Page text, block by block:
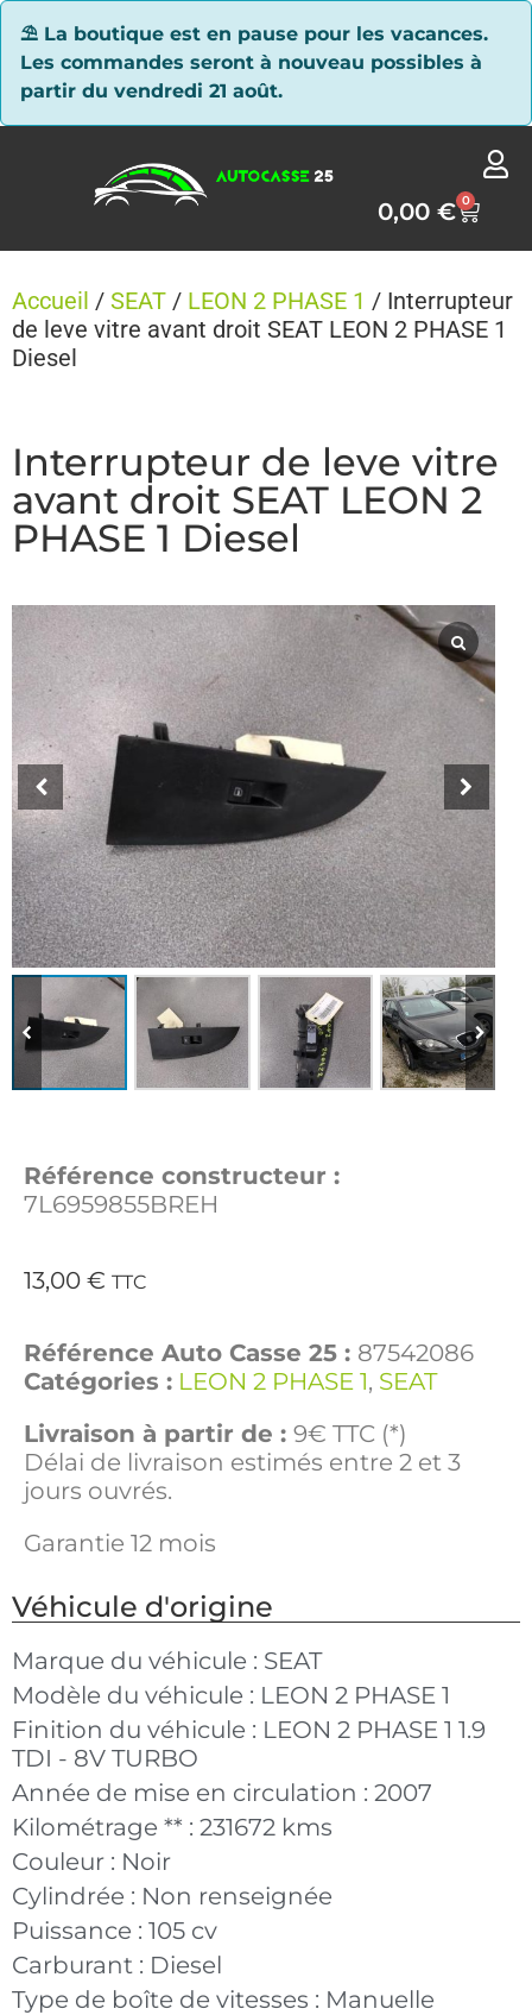
⛱ La boutique est en pause pour les vacances.
Les commandes seront à nouveau possibles à
partir du vendredi 21 août.
0,00€ 0
Accueil / SEAT / LEON 2 PHASE 1 / Interrupteur
de leve vitre avant droit SEAT LEON 2 PHASE 1
Diesel
Interrupteur de leve vitre
avant droit SEAT LEON 2
PHASE 1 Diesel
Référence constructeur :
7L6959855BREH
13,00 € TTC
Référence Auto Casse 25 : 87542086
Catégories : LEON 2 PHASE 1, SEAT
Livraison à partir de : 9€ TTC (*)
Délai de livraison estimés entre 2 et 3
jours ouvrés.
Garantie 12 mois
Véhicule d'origine
Marque du véhicule : SEAT
Modèle du véhicule : LEON 2 PHASE 1
Finition du véhicule : LEON 2 PHASE 1 1.9
TDI - 8V TURBO
Année de mise en circulation : 2007
Kilométrage ** : 231672 kms
Couleur : Noir
Cylindrée : Non renseignée
Puissance : 105 cv
Carburant : Diesel
Type de boîte de vitesses : Manuelle
Panneau de gestion des cookies